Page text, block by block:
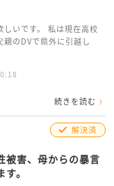
いです。 私は現在高校
のDVで県外に引越し
続きを読む
解決済
被害、母からの暴言
。